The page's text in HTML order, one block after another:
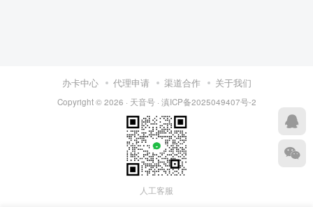
办卡中心 代理申请 渠道合作 关于我们
Copyright © 2026 · 天音号· 滇ICP备2025049407号-2
人工客服